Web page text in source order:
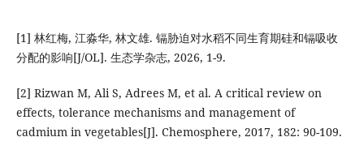
[1] 林红梅, 江淼华, 林文雄. 镉胁迫对水稻不同生育期硅和镉吸收
分配的影响[J/OL]. 生态学杂志, 2026, 1-9.
[2] Rizwan M, Ali S, Adrees M, et al. A critical review on
effects, tolerance mechanisms and management of
cadmium in vegetables[J]. Chemosphere, 2017, 182: 90-109.